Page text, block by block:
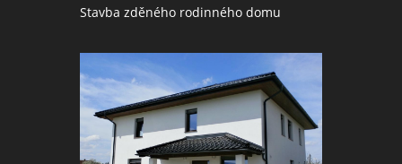
Stavba zděného rodinného domu